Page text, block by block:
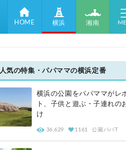
HOME 横浜 湘南
人気の特集・パパママの横浜定番
横浜の公園をパパママがレ
ト、子供と遊ぶ・子連れの
け
36,629 1161 公園パパT